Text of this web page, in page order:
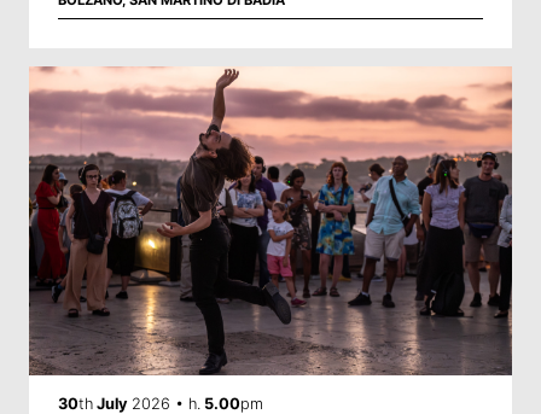
30th July 2026 • h. 5.00pm